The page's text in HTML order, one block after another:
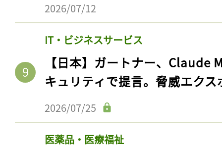
2026/07/12
IT・ビジネスサービス
【日本】ガートナー、Claude
キュリティで提言。脅威エク
2026/07/25
医薬品・医療福祉
記事をお気に入りに
ログインが必